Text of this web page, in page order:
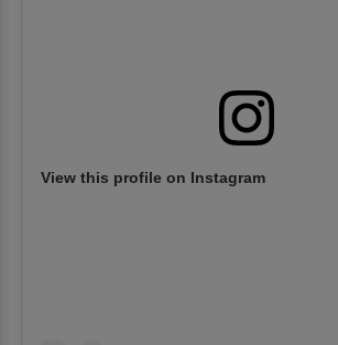
View this profile on Instagram